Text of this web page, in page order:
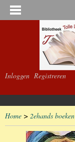
Inloggen Registreren
Home > 2ehands boeken